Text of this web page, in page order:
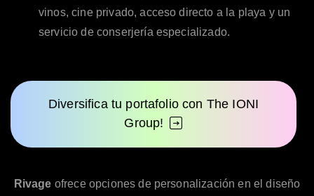
vinos, cine privado, acceso directo a la playa y un
servicio de conserjería especializado.
Diversifica tu portafolio con The IONI
Group!
Rivage ofrece opciones de personalización en el diseño